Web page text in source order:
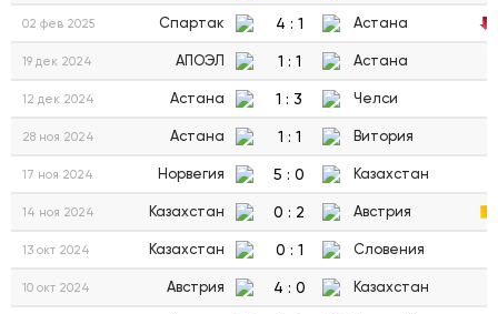
02 фев 2025 Спартак 4 : 1 Астана
19 дек 2024 АПОЭЛ 1 : 1 Астана
12 дек 2024 Астана 1 : 3 Челси
28 ноя 2024 Астана 1 : 1 Витория
17 ноя 2024 Норвегия 5 : 0 Казахстан
14 ноя 2024 Казахстан 0 : 2 Австрия
13 окт 2024 Казахстан 0 : 1 Словения
10 окт 2024 Австрия 4 : 0 Казахстан